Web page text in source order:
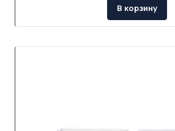
В корзину